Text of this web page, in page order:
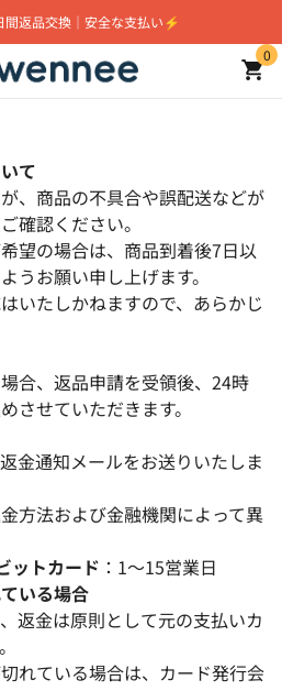
間返品交換｜安全な支払い⚡️
0
て
、商品の不具合や誤配送などが
確認ください。
望の場合は、商品到着後7日以
うお願い申し上げます。
いたしかねますので、あらかじ
合、返品申請を受領後、24時
させていただきます。
金通知メールをお送りいたしま
方法および金融機関によって異
ットカード ：1〜15営業日
いる場合
返金は原則として元の支払いカ
れている場合は、カード発行会